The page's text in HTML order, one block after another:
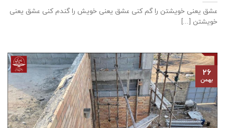
عشق يعنی خويشتن را گم كنی عشق يعنی خويش را گندم كنی عشق يعنی
خويشتن [...]
۲۶
بهمن